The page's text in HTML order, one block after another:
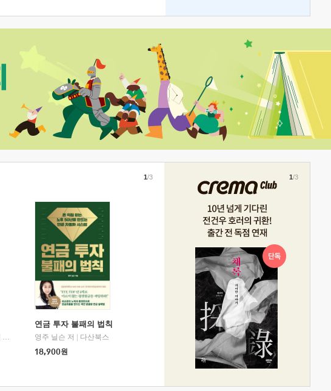
북다
연금 투자 불패의 법칙
영주 닐슨 저
다산북스
18,900원
1/3 1/3